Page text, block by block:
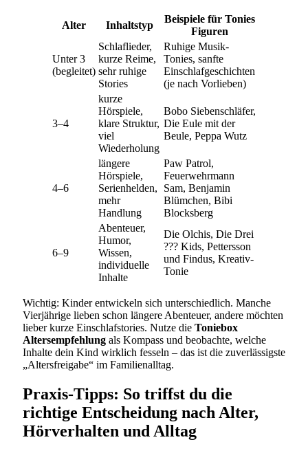
Alter Inhaltstyp
Beispiele für Tonies
Figuren
Unter 3
(begleitet)
Schlaflieder,
kurze Reime,
sehr ruhige
Stories
Ruhige Musik-
Tonies, sanfte
Einschlafgeschichten
(je nach Vorlieben)
3–4
kurze
Hörspiele,
klare Struktur,
viel
Wiederholung
Bobo Siebenschläfer,
Die Eule mit der
Beule, Peppa Wutz
4–6
längere
Hörspiele,
Serienhelden,
mehr
Handlung
Paw Patrol,
Feuerwehrmann
Sam, Benjamin
Blümchen, Bibi
Blocksberg
6–9
Abenteuer,
Humor,
Wissen,
individuelle
Inhalte
Die Olchis, Die Drei
??? Kids, Pettersson
und Findus, Kreativ-
Tonie
Wichtig: Kinder entwickeln sich unterschiedlich. Manche
Vierjährige lieben schon längere Abenteuer, andere möchten
lieber kurze Einschlafstories. Nutze die Toniebox
Altersempfehlung als Kompass und beobachte, welche
Inhalte dein Kind wirklich fesseln – das ist die zuverlässigste
„Altersfreigabe“ im Familienalltag.
Praxis-Tipps: So triffst du die
richtige Entscheidung nach Alter,
Hörverhalten und Alltag